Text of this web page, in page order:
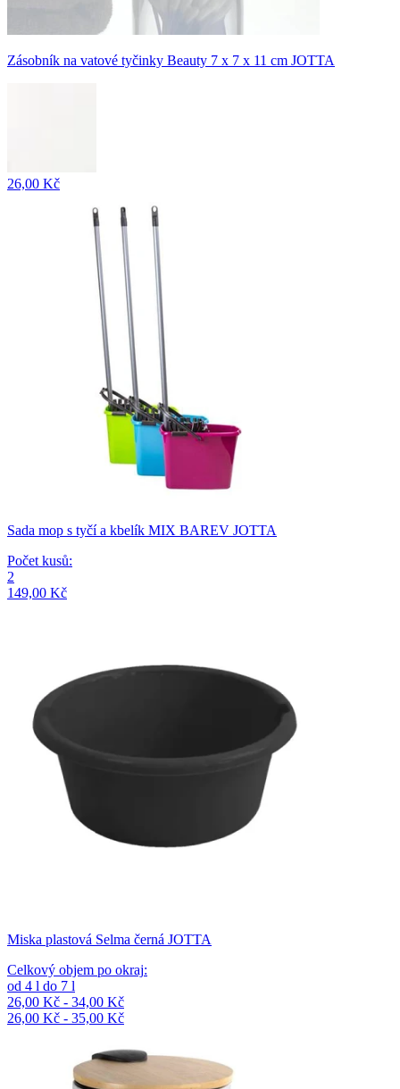
Zásobník na vatové tyčinky Beauty 7 x 7 x 11 cm JOTTA
26,00 Kč
Sada mop s tyčí a kbelík MIX BAREV JOTTA
Počet kusů:
2
149,00 Kč
Miska plastová Selma černá JOTTA
Celkový objem po okraj:
od 4 l do 7 l
26,00 Kč - 34,00 Kč
26,00 Kč - 35,00 Kč